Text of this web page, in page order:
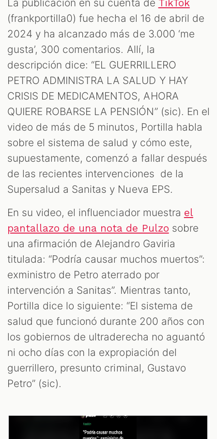
La publicación en su cuenta de TikTok
(frankportilla0) fue hecha el 16 de abril de
2024 y ha alcanzado más de 3.000 ‘me
gusta’, 300 comentarios. Allí, la
descripción dice: “EL GUERRILLERO
PETRO ADMINISTRA LA SALUD Y HAY
CRISIS DE MEDICAMENTOS, AHORA
QUIERE ROBARSE LA PENSIÓN” (sic). En el
video de más de 5 minutos, Portilla habla
sobre el sistema de salud y cómo este,
supuestamente, comenzó a fallar después
de las recientes intervenciones de la
Supersalud a Sanitas y Nueva EPS.
En su video, el influenciador muestra el
pantallazo de una nota de Pulzo sobre
una afirmación de Alejandro Gaviria
titulada: “Podría causar muchos muertos”:
exministro de Petro aterrado por
intervención a Sanitas”. Mientras tanto,
Portilla dice lo siguiente: “El sistema de
salud que funcionó durante 200 años con
los gobiernos de ultraderecha no aguantó
ni ocho días con la expropiación del
guerrillero, presunto criminal, Gustavo
Petro” (sic).